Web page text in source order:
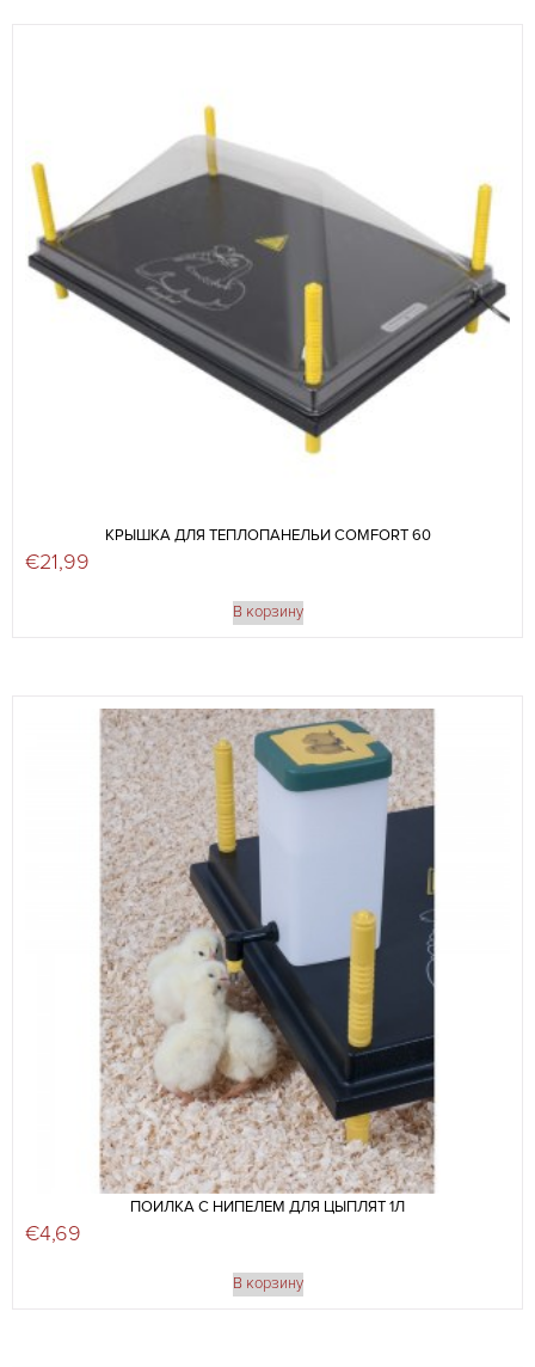
КРЫШКА ДЛЯ ТЕПЛОПАНЕЛЬИ COMFORT 60
€21,99
В корзину
ПОИЛКА С НИПЕЛЕМ ДЛЯ ЦЫПЛЯТ 1Л
€4,69
В корзину